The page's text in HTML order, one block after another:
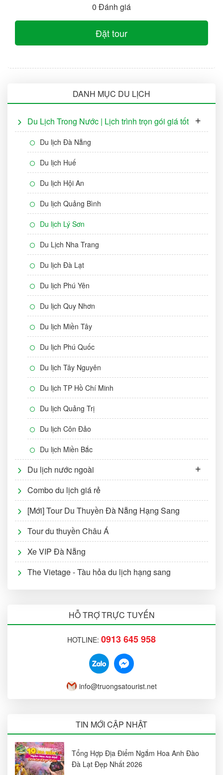
0 Đánh giá
Đặt tour
DANH MỤC DU LỊCH
Du Lịch Trong Nước | Lịch trình trọn gói giá tốt
Du lịch Đà Nẵng
Du lịch Huế
Du lịch Hội An
Du lịch Quảng Bình
Du lịch Lý Sơn
Du Lịch Nha Trang
Du lịch Đà Lạt
Du lịch Phú Yên
Du lịch Quy Nhơn
Du lịch Miền Tây
Du lịch Phú Quốc
Du lịch Tây Nguyên
Du lịch TP Hồ Chí Minh
Du lịch Quảng Trị
Du lịch Côn Đảo
Du lịch Miền Bắc
Du lịch nước ngoài
Combo du lịch giá rẻ
[Mới] Tour Du Thuyền Đà Nẵng Hạng Sang
Tour du thuyền Châu Á
Xe VIP Đà Nẵng
The Vietage - Tàu hỏa du lịch hạng sang
HỖ TRỢ TRỰC TUYẾN
HOTLINE: 0913 645 958
info@truongsatourist.net
TIN MỚI CẬP NHẬT
Tổng Hợp Địa Điểm Ngắm Hoa Anh Đào
Đà Lạt Đẹp Nhất 2026